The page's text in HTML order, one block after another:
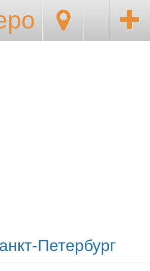
Петербург